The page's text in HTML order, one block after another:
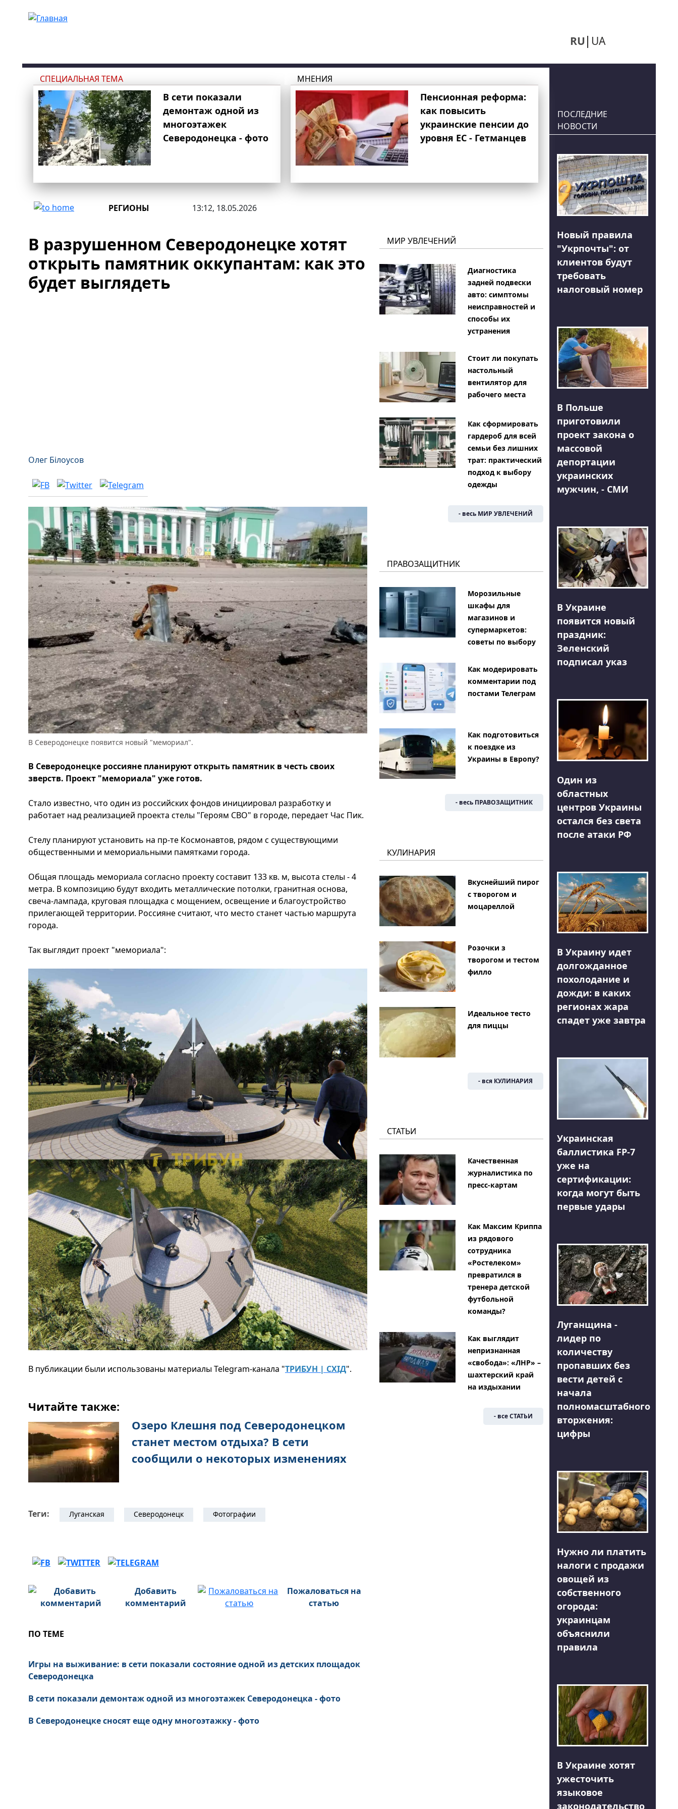
RU UA
СПЕЦИАЛЬНАЯ ТЕМА
В сети показали
демонтаж одной из
многоэтажек
Северодонецка - фото
МНЕНИЯ
Пенсионная реформа:
как повысить
украинские пенсии до
уровня ЕС - Гетманцев
РЕГИОНЫ 13:12, 18.05.2026
В разрушенном Северодонецке хотят
открыть памятник оккупантам: как это
будет выглядеть
Олег Білоусов
В Северодонецке появится новый "мемориал".
В Северодонецке россияне планируют открыть памятник в честь своих
зверств. Проект "мемориала" уже готов.
Стало известно, что один из российских фондов инициировал разработку и
работает над реализацией проекта стелы "Героям СВО" в городе, передает Час Пик.
Стелу планируют установить на пр-те Космонавтов, рядом с существующими
общественными и мемориальными памятками города.
Общая площадь мемориала согласно проекту составит 133 кв. м, высота стелы - 4
метра. В композицию будут входить металлические потолки, гранитная основа,
свеча-лампада, круговая площадка с мощением, освещение и благоустройство
прилегающей территории. Россияне считают, что место станет частью маршрута
города.
Так выглядит проект "мемориала":
В публикации были использованы материалы Telegram-канала "ТРИБУН | СХІД".
Читайте также:
Озеро Клешня под Северодонецком
станет местом отдыха? В сети
сообщили о некоторых изменениях
Теги: Луганская Северодонецк Фотографии
Добавить
комментарий
Пожаловаться на
статью
ПО ТЕМЕ
Игры на выживание: в сети показали состояние одной из детских площадок
Северодонецка
В сети показали демонтаж одной из многоэтажек Северодонецка - фото
В Северодонецке сносят еще одну многоэтажку - фото
МИР УВЛЕЧЕНИЙ
Диагностика
задней подвески
авто: симптомы
неисправностей и
способы их
устранения
Стоит ли покупать
настольный
вентилятор для
рабочего места
Как сформировать
гардероб для всей
семьи без лишних
трат: практический
подход к выбору
одежды
- весь МИР УВЛЕЧЕНИЙ
ПРАВОЗАЩИТНИК
Морозильные
шкафы для
магазинов и
супермаркетов:
советы по выбору
Как модерировать
комментарии под
постами Телеграм
Как подготовиться
к поездке из
Украины в Европу?
- весь ПРАВОЗАЩИТНИК
КУЛИНАРИЯ
Вкуснейший пирог
с творогом и
моцареллой
Розочки з
творогом и тестом
филло
Идеальное тесто
для пиццы
- вся КУЛИНАРИЯ
СТАТЬИ
Качественная
журналистика по
пресс-картам
Как Максим Криппа
из рядового
сотрудника
«Ростелеком»
превратился в
тренера детской
футбольной
команды?
Как выглядит
непризнанная
«свобода»: «ЛНР» –
шахтерский край
на издыхании
- все СТАТЬИ
ПОСЛЕДНИЕ
НОВОСТИ
Новый правила
"Укрпочты": от
клиентов будут
требовать
налоговый номер
В Польше
приготовили
проект закона о
массовой
депортации
украинских
мужчин, - СМИ
В Украине
появится новый
праздник:
Зеленский
подписал указ
Один из
областных
центров Украины
остался без света
после атаки РФ
В Украину идет
долгожданное
похолодание и
дожди: в каких
регионах жара
спадет уже завтра
Украинская
баллистика FP-7
уже на
сертификации:
когда могут быть
первые удары
Луганщина -
лидер по
количеству
пропавших без
вести детей с
начала
полномасштабного
вторжения:
цифры
Нужно ли платить
налоги с продажи
овощей из
собственного
огорода:
украинцам
объяснили
правила
В Украине хотят
ужесточить
языковое
законодательство